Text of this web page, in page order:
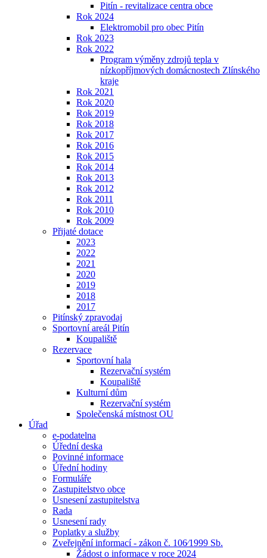
Pitín - revitalizace centra obce
Rok 2024
Elektromobil pro obec Pitín
Rok 2023
Rok 2022
Program výměny zdrojů tepla v
nízkopříjmových domácnostech Zlínského
kraje
Rok 2021
Rok 2020
Rok 2019
Rok 2018
Rok 2017
Rok 2016
Rok 2015
Rok 2014
Rok 2013
Rok 2012
Rok 2011
Rok 2010
Rok 2009
Přijaté dotace
2023
2022
2021
2020
2019
2018
2017
Pitínský zpravodaj
Sportovní areál Pitín
Koupaliště
Rezervace
Sportovní hala
Rezervační systém
Koupaliště
Kulturní dům
Rezervační systém
Společenská místnost OU
Úřad
e-podatelna
Úřední deska
Povinné informace
Úřední hodiny
Formuláře
Zastupitelstvo obce
Usnesení zastupitelstva
Rada
Usnesení rady
Poplatky a služby
Zveřejnění informací - zákon č. 106⁄1999 Sb.
Žádost o informace v roce 2024